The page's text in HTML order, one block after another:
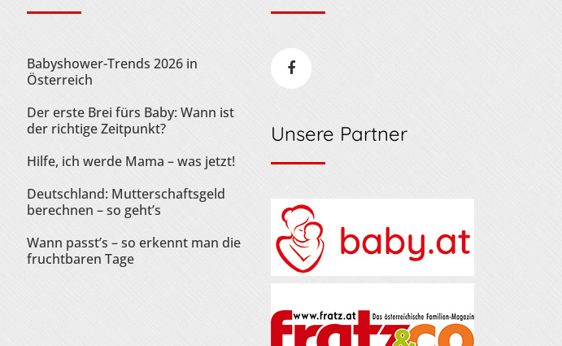
Babyshower-Trends 2026 in
Österreich
Der erste Brei fürs Baby: Wann ist
der richtige Zeitpunkt?
Hilfe, ich werde Mama – was jetzt!
Deutschland: Mutterschaftsgeld
berechnen – so geht’s
Wann passt’s – so erkennt man die
fruchtbaren Tage
Unsere Partner